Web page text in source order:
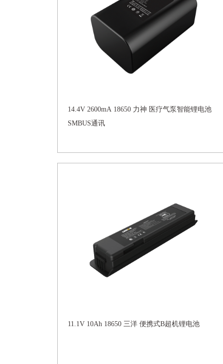
14.4V 2600mA 18650 力神 医疗气泵智能锂电池
SMBUS通讯
11.1V 10Ah 18650 三洋 便携式B超机锂电池